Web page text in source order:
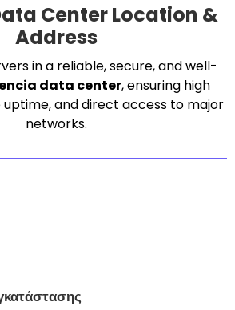
Center Location &
Address
in a reliable, secure, and well-
data center, ensuring high
and direct access to major
networks.